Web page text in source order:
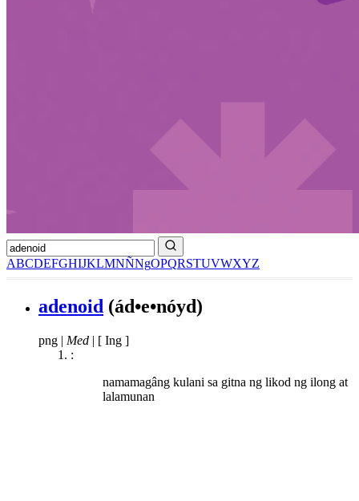
ABCDEFGHIJKLMNÑNgOPQRSTUVWXYZ
adenoid (ád•e•nóyd)
png | Med | [ Ing ]
:
namamagâng kulani sa gitna ng likod ng ilong at
lalamunan